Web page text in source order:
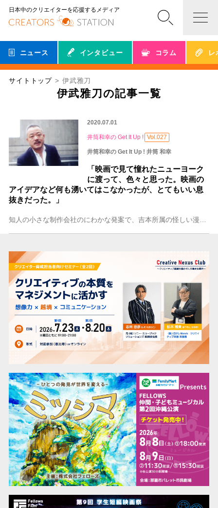
日本中のクリエイターを応援するメディア
ニュース インタビュー コラム レ
サイトトップ 伊武雅刀
伊武雅刀の記事一覧
2020.07.01
井筒和幸の Get It Up ! Vol.027
井筒和幸の Get It Up ! 井筒 和幸
「映画で見て憧れたニューヨーク
に渡って、色々と思った。映画の
アイデアなど何も湧いてはこなかったが、とてもいい息
抜きだった。」